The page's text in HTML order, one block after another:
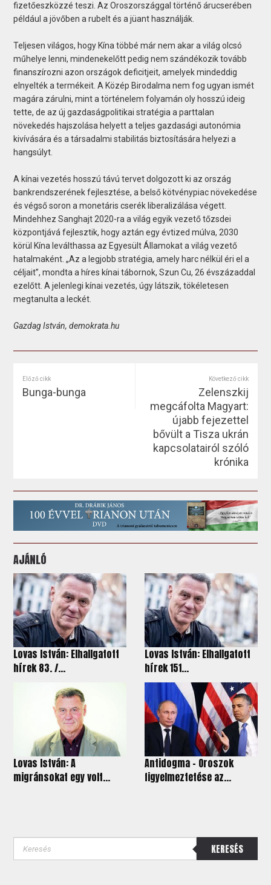
fizetőeszközzé teszi. Az Oroszországgal történő árucserében
például a jövőben a rubelt és a jüant használják.
Teljesen világos, hogy Kína többé már nem akar a világ olcsó
műhelye lenni, mindenekelőtt pedig nem szándékozik tovább
finanszírozni azon országok deficitjeit, amelyek mindeddig
elnyelték a termékeit. A Közép Birodalma nem fog ugyan ismét
magára zárulni, mint a történelem folyamán oly hosszú ideig
tette, de az új gazdaságpolitikai stratégia a parttalan
növekedés hajszolása helyett a teljes gazdasági autonómia
kivívására és a társadalmi stabilitás biztosítására helyezi a
hangsúlyt.
A kínai vezetés hosszú távú tervet dolgozott ki az ország
bankrendszerének fejlesztése, a belső kötvénypiac növekedése
és végső soron a monetáris cserék liberalizálása végett.
Mindehhez Sanghajt 2020-ra a világ egyik vezető tőzsdei
központjává fejlesztik, hogy aztán egy évtized múlva, 2030
körül Kína leválthassa az Egyesült Államokat a világ vezető
hatalmaként. „Az a legjobb stratégia, amely harc nélkül éri el a
céljait”, mondta a híres kínai tábornok, Szun Cu, 26 évszázaddal
ezelőtt. A jelenlegi kínai vezetés, úgy látszik, tökéletesen
megtanulta a leckét.
Gazdag István, demokrata.hu
Előző cikk
Bunga-bunga
Következő cikk
Zelenszkij
megcáfolta Magyart:
újabb fejezettel
bővült a Tisza ukrán
kapcsolatairól szóló
krónika
AJÁNLÓ
Lovas István: Elhallgatott
hírek 83. /...
Lovas István: Elhallgatott
hírek 151...
Lovas István: A
migránsokat egy volt...
Antidogma - Oroszok
figyelmeztetése az...
KERESÉS